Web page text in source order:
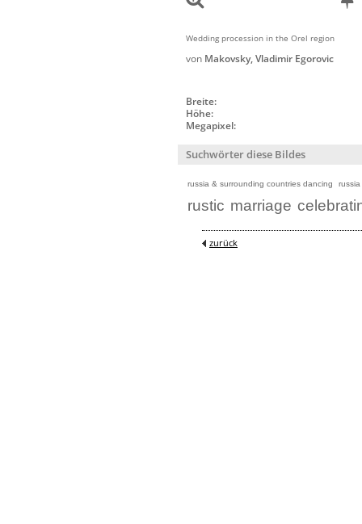
Wedding procession in the Orel region
von Makovsky, Vladimir Egorovic
Breite:
Höhe:
Megapixel:
Suchwörter diese Bildes
russia & surrounding countries dancing
rustic marriage
zurück